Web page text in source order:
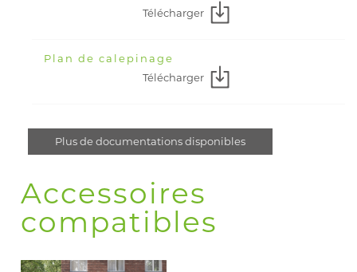
Télécharger
Plan de calepinage
Télécharger
Plus de documentations disponibles
Accessoires
compatibles